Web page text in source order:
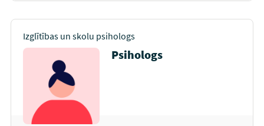
Izglītības un skolu psihologs
Psihologs